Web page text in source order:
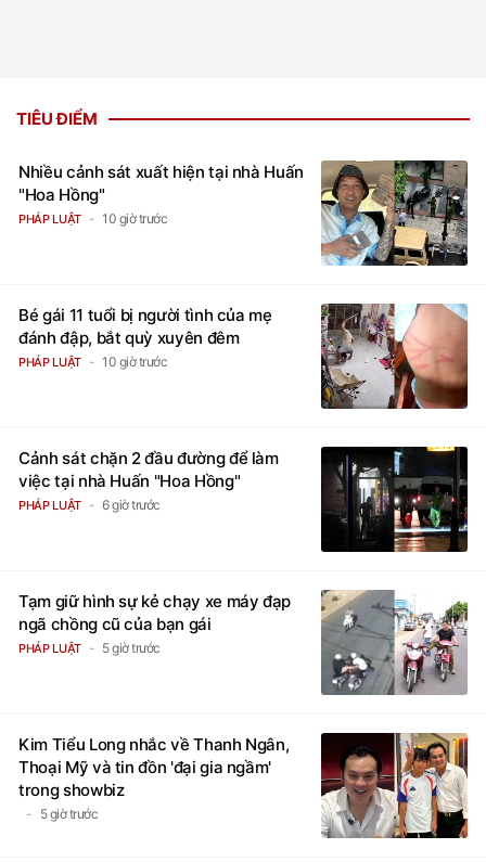
TIÊU ĐIỂM
Nhiều cảnh sát xuất hiện tại nhà Huấn
"Hoa Hồng"
PHÁP LUẬT 10 giờ trước
Bé gái 11 tuổi bị người tình của mẹ
đánh đập, bắt quỳ xuyên đêm
PHÁP LUẬT 10 giờ trước
Cảnh sát chặn 2 đầu đường để làm
việc tại nhà Huấn "Hoa Hồng"
PHÁP LUẬT 6 giờ trước
Tạm giữ hình sự kẻ chạy xe máy đạp
ngã chồng cũ của bạn gái
PHÁP LUẬT 5 giờ trước
Kim Tiểu Long nhắc về Thanh Ngân,
Thoại Mỹ và tin đồn 'đại gia ngầm'
trong showbiz
5 giờ trước